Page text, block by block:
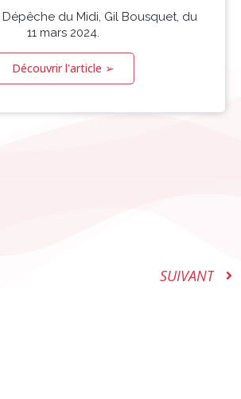
du Midi, Gil Bousquet, du
11 mars 2024.
Découvrir l'article ➢
SUIVANT